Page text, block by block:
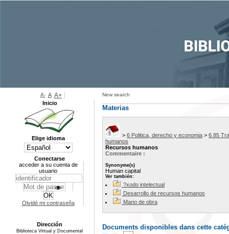
New search
Materias
> 6 Politica, derecho y economia > 6.85
humanos
Recursos humanos
Commentaire :
Synonyme(s)
Human capital
Ver también:
?xodo intelectual
Desarrollo de recursos humanos
Mano de obra
Documents disponibles dans cette
A- A A+
Inicio
Elige idioma
Conectarse
acceder a su cuenta de
usuario
Olvidé mi contraseña
Dirección
Biblioteca Virtual y Documental